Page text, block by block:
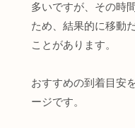
多いですが、その時
ため、結果的に移動
ことがあります。
おすすめの到着目安
ージです。